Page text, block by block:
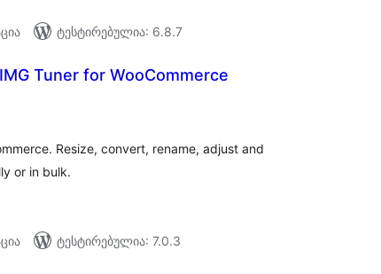
ტესტირებულია: 6.8.7
Tuner for WooCommerce
Resize, convert, rename, adjust and
or in bulk.
ტესტირებულია: 7.0.3